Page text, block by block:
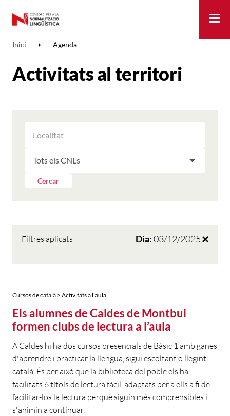
Inici Agenda
Activitats al territori
ELS
RESULTATS
LES
PER
LES
Cercar
Filtres aplicats Dia:03/12/2025
Cursos de català > Activitats a l'aula
Els alumnes de Caldes de Montbui
formen clubs de lectura a l’aula
A Caldes hi ha dos cursos presencials de Bàsic 1 amb ganes
d'aprendre i practicar la llengua, sigui escoltant o llegint
català. És per això que la biblioteca del poble els ha
facilitats 6 títols de lectura fàcil, adaptats per a ells a fi de
facilitar-los la lectura perquè siguin més comprensibles i
s'animin a continuar.